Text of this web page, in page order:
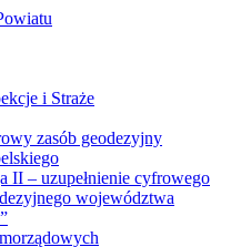
i Straże
zasób geodezyjny
II – uzupełnienie cyfrowego
województwa